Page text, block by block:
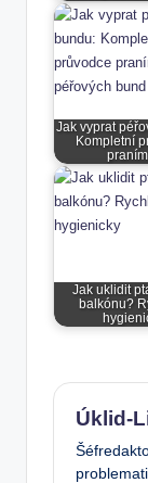
Jak vyprat
Kompletní
Jak uklidit
balkónu?
Úklid-